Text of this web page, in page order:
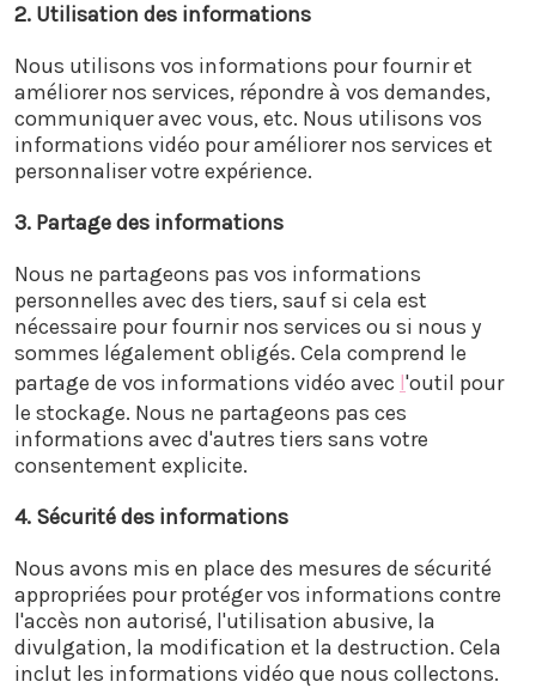
2. Utilisation des informations
Nous utilisons vos informations pour fournir et
améliorer nos services, répondre à vos demandes,
communiquer avec vous, etc. Nous utilisons vos
informations vidéo pour améliorer nos services et
personnaliser votre expérience.
3. Partage des informations
Nous ne partageons pas vos informations
personnelles avec des tiers, sauf si cela est
nécessaire pour fournir nos services ou si nous y
sommes légalement obligés. Cela comprend le
partage de vos informations vidéo avec l'outil pour
le stockage. Nous ne partageons pas ces
informations avec d'autres tiers sans votre
consentement explicite.
4. Sécurité des informations
Nous avons mis en place des mesures de sécurité
appropriées pour protéger vos informations contre
l'accès non autorisé, l'utilisation abusive, la
divulgation, la modification et la destruction. Cela
inclut les informations vidéo que nous collectons.